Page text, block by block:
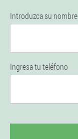
Introduzca su nombre
Ingresa tu teléfono